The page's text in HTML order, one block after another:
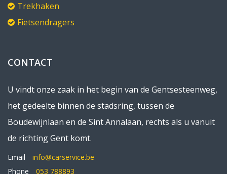
Trekhaken
Fietsendragers
CONTACT
U vindt onze zaak in het begin van de Gentsesteenweg,
het gedeelte binnen de stadsring, tussen de
Boudewijnlaan en de Sint Annalaan, rechts als u vanuit
de richting Gent komt.
Email
info@carservice.be
Phone
053 788893